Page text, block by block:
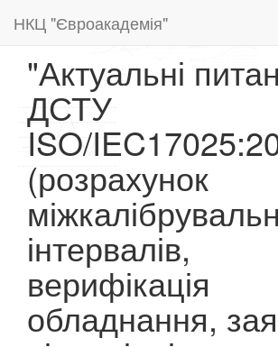
НКЦ "Євроакадемія"
"Актуальні
ДСТУ
ISO/
(розрахунок
інтервалів,
верифікація
обладнання,